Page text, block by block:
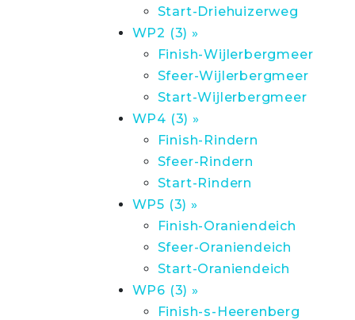
Start-Driehuizerweg
WP2 (3) »
Finish-Wijlerbergmeer
Sfeer-Wijlerbergmeer
Start-Wijlerbergmeer
WP4 (3) »
Finish-Rindern
Sfeer-Rindern
Start-Rindern
WP5 (3) »
Finish-Oraniendeich
Sfeer-Oraniendeich
Start-Oraniendeich
WP6 (3) »
Finish-s-Heerenberg